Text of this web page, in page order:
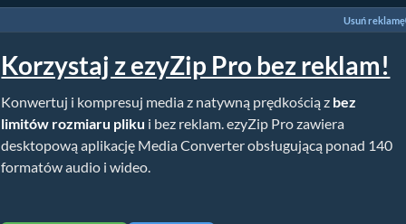
Usuń reklamę
Korzystaj z ezyZip Pro bez reklam!
Konwertuj i kompresuj media z natywną prędkością z bez
limitów rozmiaru pliku i bez reklam. ezyZip Pro zawiera
desktopową aplikację Media Converter obsługującą ponad 140
formatów audio i wideo.